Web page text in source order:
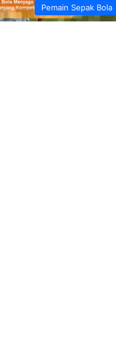
Pemain Sepak Bola